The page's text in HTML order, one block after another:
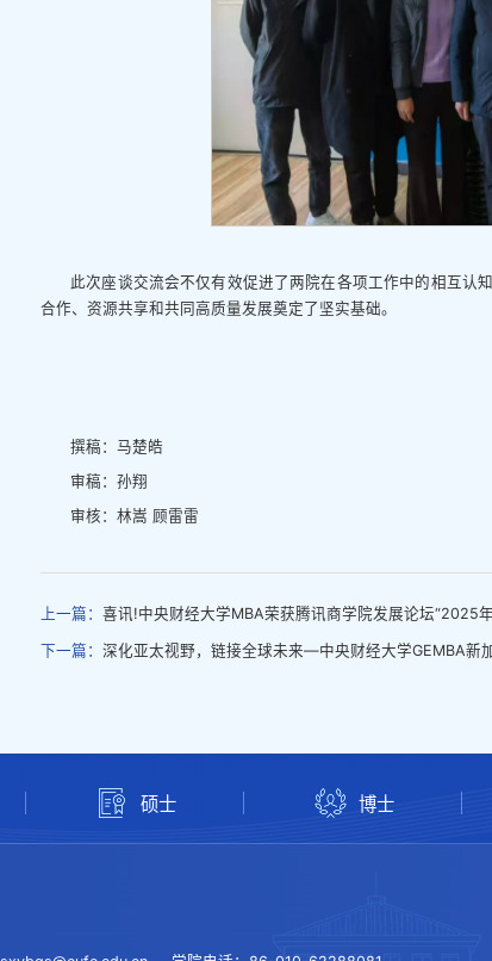
此次座谈交流会不仅有效促进了两院在各项工作中的相互认
合作、资源共享和共同高质量发展奠定了坚实基础。
撰稿：马楚皓
审稿：孙翔
审核：林嵩 顾雷雷
上一篇： 喜讯!中央财经大学MBA荣获腾讯商学院发展论坛“2025
下一篇： 深化亚太视野，链接全球未来—中央财经大学GEMBA新
硕士 博士